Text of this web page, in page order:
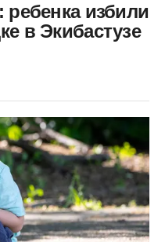
избили
в Экибастузе